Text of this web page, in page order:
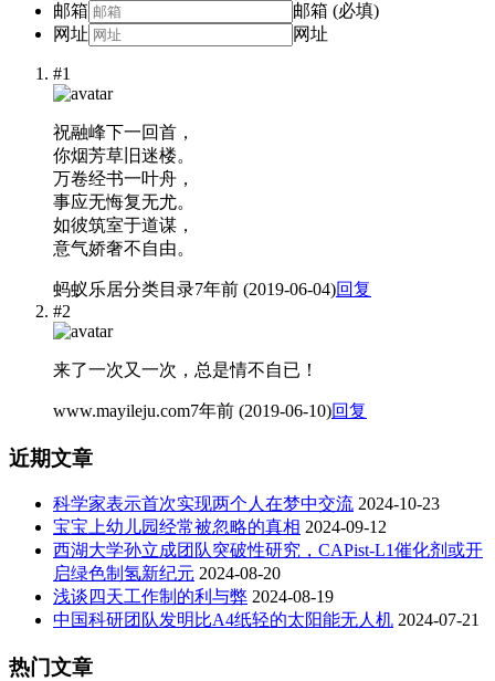
邮箱
邮箱 (必填)
网址
网址
#1
祝融峰下一回首，
你烟芳草旧迷楼。
万卷经书一叶舟，
事应无悔复无尤。
如彼筑室于道谋，
意气娇奢不自由。
蚂蚁乐居分类目录7年前 (2019-06-04)回复
#2
来了一次又一次，总是情不自已！
www.mayileju.com7年前 (2019-06-10)回复
近期文章
科学家表示首次实现两个人在梦中交流 2024-10-23
宝宝上幼儿园经常被忽略的真相 2024-09-12
西湖大学孙立成团队突破性研究，CAPist-L1催化剂或开
启绿色制氢新纪元 2024-08-20
浅谈四天工作制的利与弊 2024-08-19
中国科研团队发明比A4纸轻的太阳能无人机 2024-07-21
热门文章